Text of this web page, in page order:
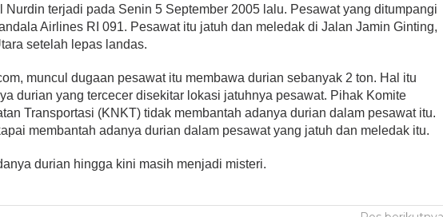
Nurdin terjadi pada Senin 5 September 2005 lalu. Pesawat yang ditumpangi
Airlines RI 091. Pesawat itu jatuh dan meledak di Jalan Jamin Ginting,
setelah lepas landas.
muncul dugaan pesawat itu membawa durian sebanyak 2 ton. Hal itu
durian yang tercecer disekitar lokasi jatuhnya pesawat. Pihak Komite
Transportasi (KNKT) tidak membantah adanya durian dalam pesawat itu.
membantah adanya durian dalam pesawat yang jatuh dan meledak itu.
durian hingga kini masih menjadi misteri.